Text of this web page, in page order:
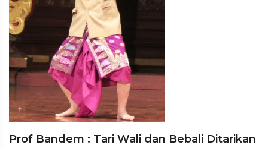
Prof Bandem : Tari Wali dan Bebali Ditarikan